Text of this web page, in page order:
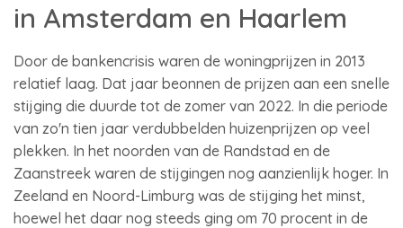
in Amsterdam en Haarlem
Door de bankencrisis waren de woningprijzen in 2013
relatief laag. Dat jaar beonnen de prijzen aan een snelle
stijging die duurde tot de zomer van 2022. In die periode
van zo'n tien jaar verdubbelden huizenprijzen op veel
plekken. In het noorden van de Randstad en de
Zaanstreek waren de stijgingen nog aanzienlijk hoger. In
Zeeland en Noord-Limburg was de stijging het minst,
hoewel het daar nog steeds ging om 70 procent in de